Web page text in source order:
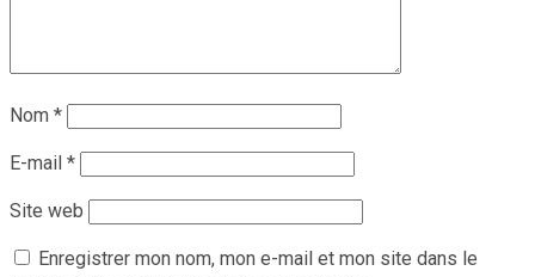
Nom *
E-mail *
Site web
Enregistrer mon nom, mon e-mail et mon site dans le